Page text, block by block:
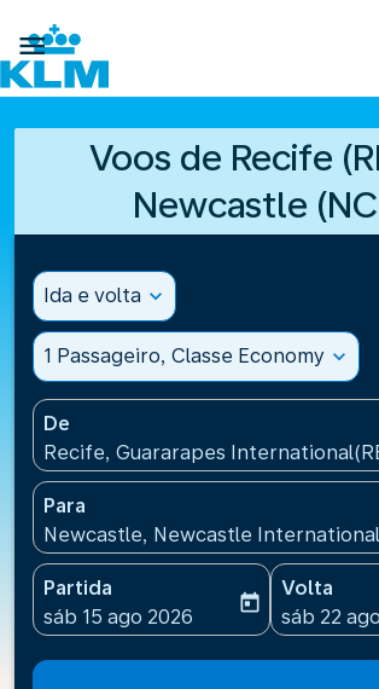

Voos de Recife
Newcastle
Ida e volta expand_more
1 Passageiro, Classe Economy expand_more
De
Recife, Guararapes
Para
Newcastle, Newcastle
Partida
fc-booking-departure-date-aria-
sáb 15 ago 2026
today
Volta
fc-
sáb 22